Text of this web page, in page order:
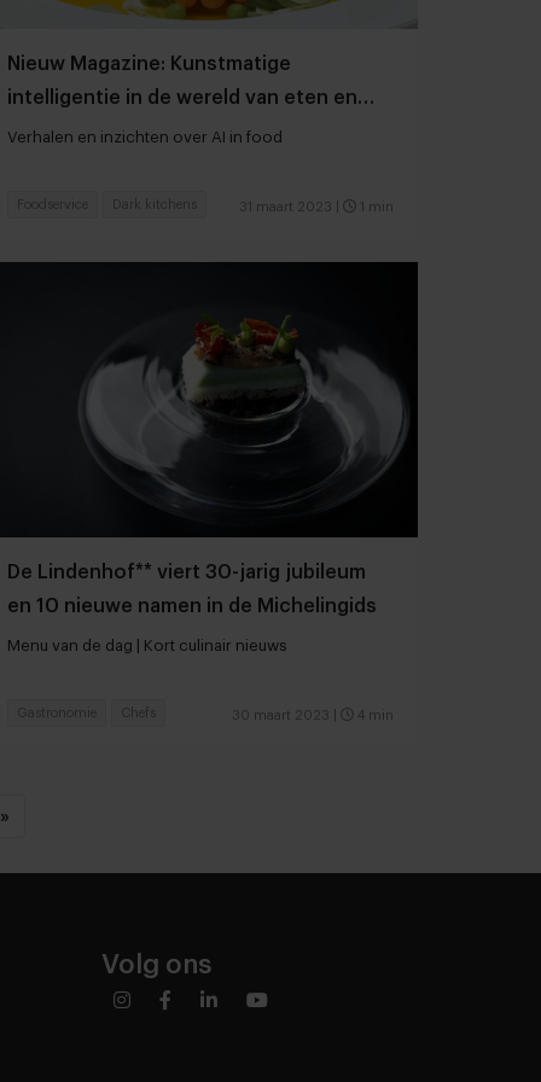
Nieuw Magazine: Kunstmatige
intelligentie in de wereld van eten en
drinken
Verhalen en inzichten over AI in food
31 maart 2023 1 min
Foodservice Dark kitchens
De Lindenhof** viert 30-jarig jubileum
en 10 nieuwe namen in de Michelingids
Menu van de dag | Kort culinair nieuws
30 maart 2023 4 min
Gastronomie Chefs
»
Volg ons